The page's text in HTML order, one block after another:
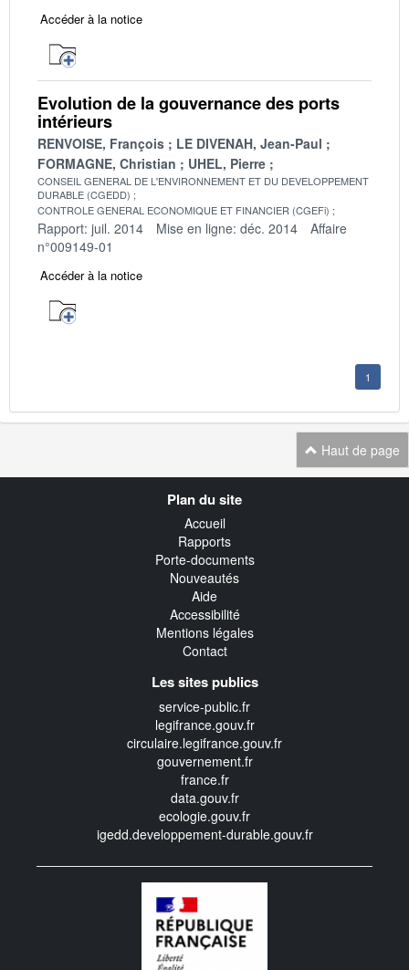
Accéder à la notice
Evolution de la gouvernance des ports
intérieurs
RENVOISE, François
LE DIVENAH, Jean-Paul
FORMAGNE, Christian
UHEL, Pierre
CONSEIL GENERAL DE L'ENVIRONNEMENT ET DU DEVELOPPEMENT
DURABLE (CGEDD)
CONTROLE GENERAL ECONOMIQUE ET FINANCIER (CGEFi)
Rapport: juil. 2014 Mise en ligne: déc. 2014
Affaire
n°009149-01
Accéder à la notice
1
Haut de page
Plan du site
Accueil
Rapports
Porte-documents
Nouveautés
Aide
Accessibilité
Mentions légales
Contact
Les sites publics
service-public.fr
legifrance.gouv.fr
circulaire.legifrance.gouv.fr
gouvernement.fr
france.fr
data.gouv.fr
ecologie.gouv.fr
igedd.developpement-durable.gouv.fr